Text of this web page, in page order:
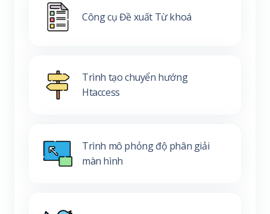
Công cụ Đề xuất Từ khoá
Trình tạo chuyển hướng
Htaccess
Trình mô phỏng độ phân giải
màn hình